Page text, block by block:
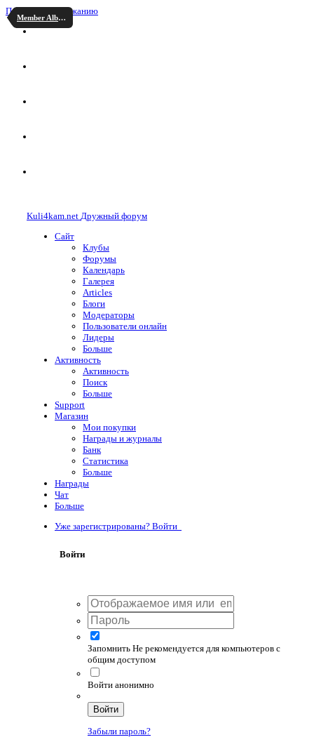
Перейти к содержанию
Member Albums
Kuli4kam.net Дружный форум
Сайт
Клубы
Форумы
Календарь
Галерея
Articles
Блоги
Модераторы
Пользователи онлайн
Лидеры
Больше
Активность
Активность
Поиск
Больше
Support
Магазин
Мои покупки
Награды и журналы
Банк
Статистика
Больше
Награды
Чат
Больше
Уже зарегистрированы? Войти
Войти
Запомнить Не рекомендуется для компьютеров с
общим доступом
Войти анонимно
Войти
Забыли пароль?